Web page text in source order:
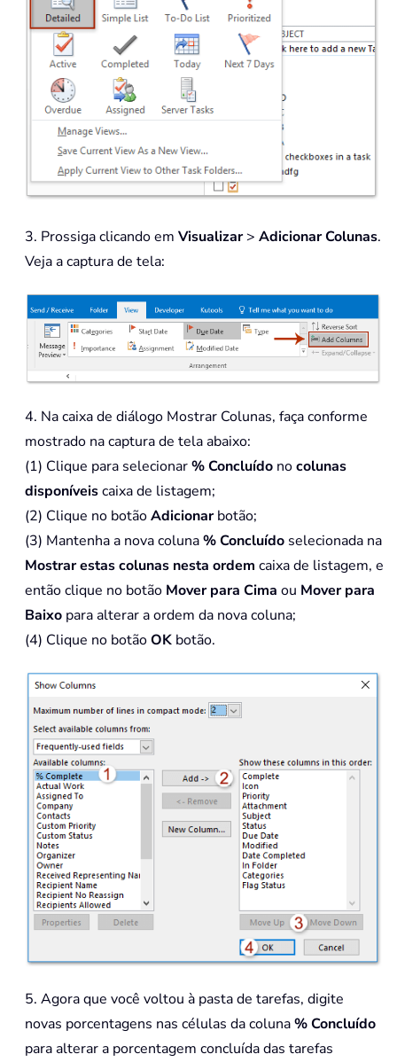
3. Prossiga clicando em Visualizar> Adicionar Colunas.
Veja a captura de tela:
4. Na caixa de diálogo Mostrar Colunas, faça conforme
mostrado na captura de tela abaixo:
(1) Clique para selecionar% Concluído nocolunas
disponíveiscaixa de listagem;
(2) Clique no botãoAdicionarbotão;
(3) Mantenha a nova coluna% Concluído selecionada na
Mostrar estas colunas nesta ordem caixa de listagem, e
então clique no botão Mover para Cima ou Mover para
Baixo para alterar a ordem da nova coluna;
(4) Clique no botãoOK botão.
5. Agora que você voltou à pasta de tarefas, digite
novas porcentagens nas células da coluna% Concluído
para alterar a porcentagem concluída das tarefas